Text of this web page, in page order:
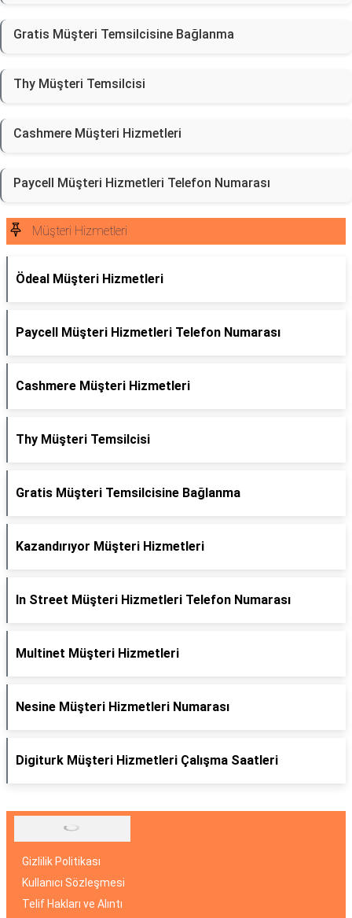
Gratis Müşteri Temsilcisine Bağlanma
Thy Müşteri Temsilcisi
Cashmere Müşteri Hizmetleri
Paycell Müşteri Hizmetleri Telefon Numarası
Müşteri Hizmetleri
Ödeal Müşteri Hizmetleri
Paycell Müşteri Hizmetleri Telefon Numarası
Cashmere Müşteri Hizmetleri
Thy Müşteri Temsilcisi
Gratis Müşteri Temsilcisine Bağlanma
Kazandırıyor Müşteri Hizmetleri
In Street Müşteri Hizmetleri Telefon Numarası
Multinet Müşteri Hizmetleri
Nesine Müşteri Hizmetleri Numarası
Digiturk Müşteri Hizmetleri Çalışma Saatleri
Gizlilik Politikası
Kullanıcı Sözleşmesi
Telif Hakları ve Alıntı